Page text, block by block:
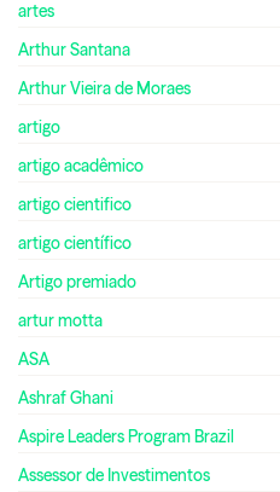
artes
Arthur Santana
Arthur Vieira de Moraes
artigo
artigo acadêmico
artigo cientifico
artigo científico
Artigo premiado
artur motta
ASA
Ashraf Ghani
Aspire Leaders Program Brazil
Assessor de Investimentos